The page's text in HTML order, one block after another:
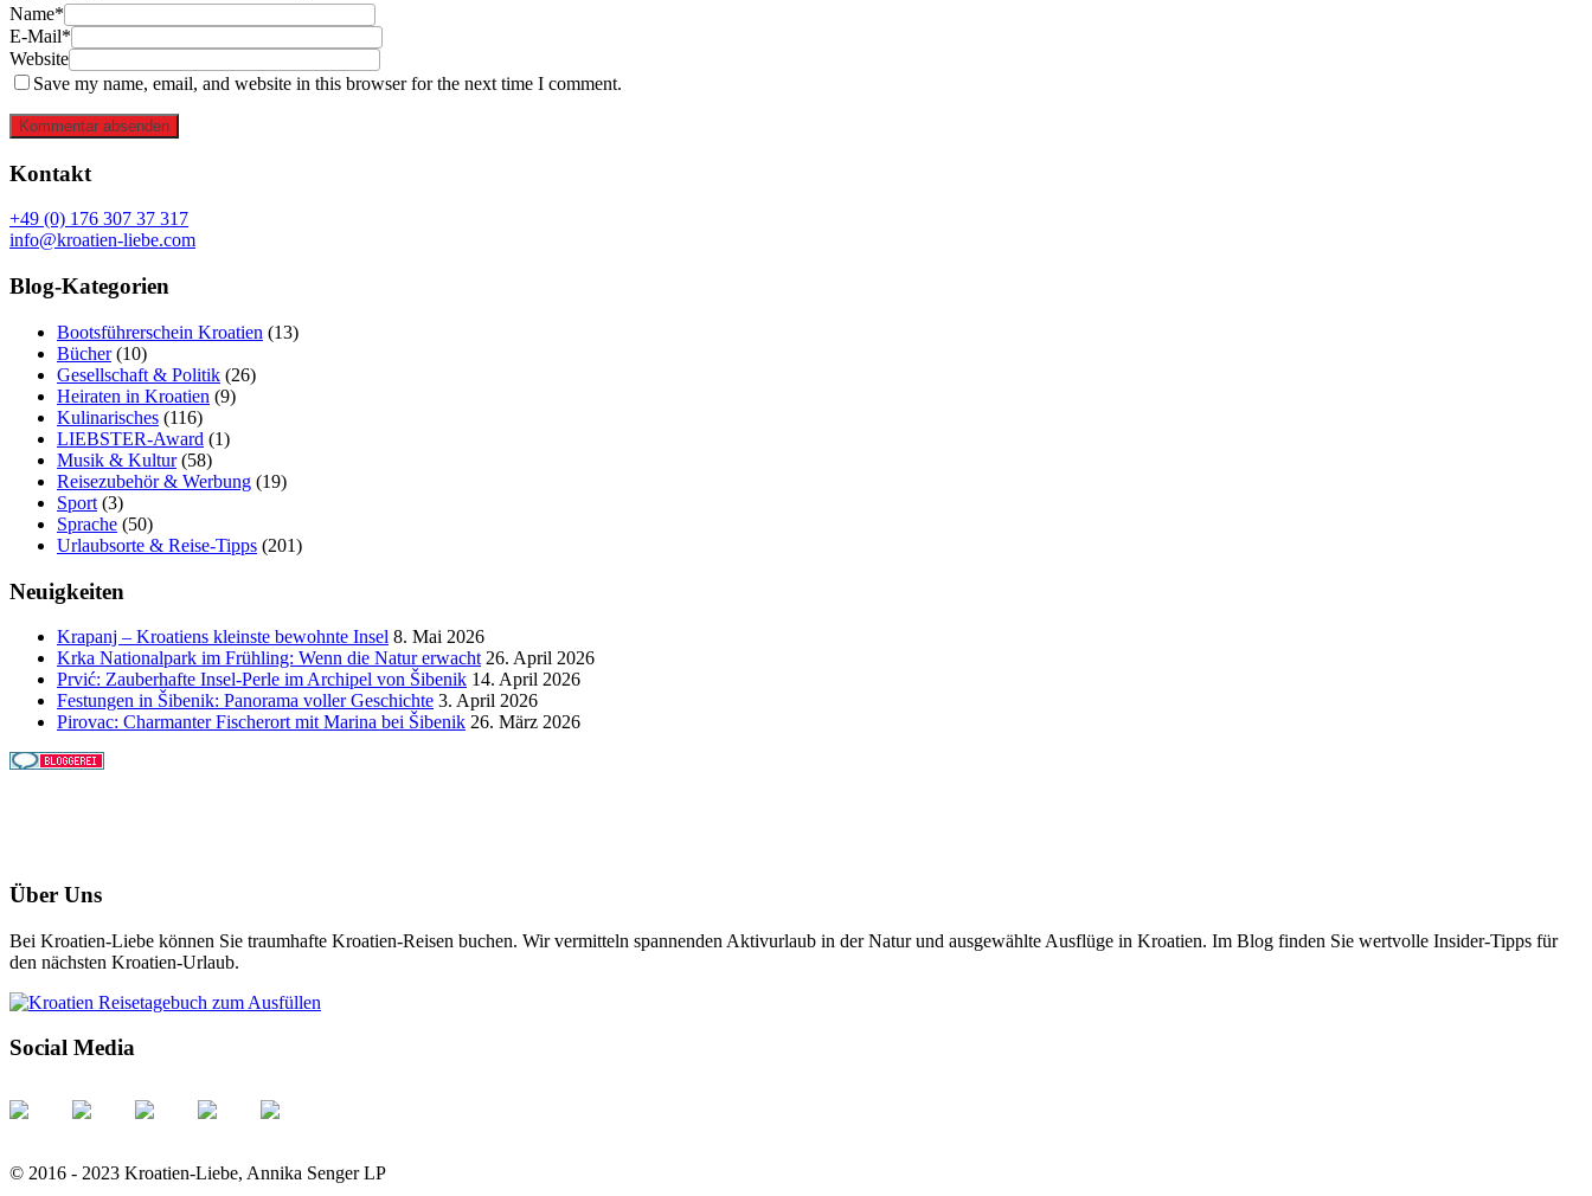
Name*
E-Mail*
Website
Save my name, email, and website in this browser for the next time I comment.
Kommentar absenden
Kontakt
+49 (0) 176 307 37 317
info@kroatien-liebe.com
Blog-Kategorien
Bootsführerschein Kroatien (13)
Bücher(10)
Gesellschaft & Politik (26)
Heiraten in Kroatien (9)
Kulinarisches (116)
LIEBSTER-Award (1)
Musik & Kultur(58)
Reisezubehör & Werbung (19)
Sport (3)
Sprache (50)
Urlaubsorte & Reise-Tipps (201)
Neuigkeiten
Krapanj – Kroatiens kleinste bewohnte Insel 8. Mai 2026
Krka Nationalpark im Frühling: Wenn die Natur erwacht 26. April 2026
Prvić: Zauberhafte Insel-Perle im Archipel von Šibenik 14. April 2026
Festungen in Šibenik: Panorama voller Geschichte 3. April 2026
Pirovac: Charmanter Fischerort mit Marina bei Šibenik 26. März 2026
Über Uns
Bei Kroatien-Liebe können Sie traumhafte Kroatien-Reisen buchen. Wir vermitteln spannenden Aktivurlaub in der Natur und ausgewählte Ausflüge in Kroatien. Im Blog finden Sie wertvolle Insider-Tipps für
den nächsten Kroatien-Urlaub.
Social Media
© 2016 - 2023 Kroatien-Liebe, Annika Senger LP